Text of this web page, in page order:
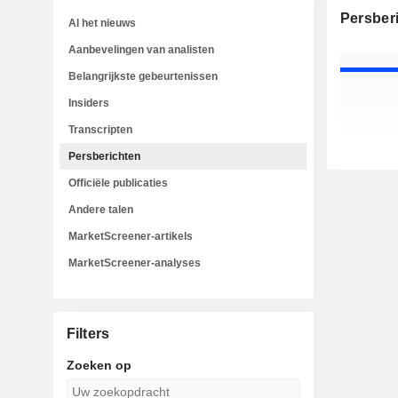
Al het nieuws
Aanbevelingen van analisten
Belangrijkste gebeurtenissen
Insiders
Transcripten
Persberichten
Officiële publicaties
Andere talen
MarketScreener-artikels
MarketScreener-analyses
Filters
Zoeken op